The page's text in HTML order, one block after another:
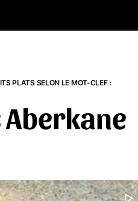
PLATS SELON LE MOT-CLEF :